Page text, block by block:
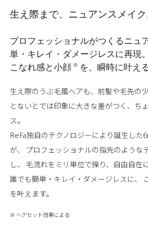
生え際まで、ニュアンスメイク
プロフェッショナルがつくるニュ
単・キレイ・ダメージレスに再現。
こなれ感と小顔 ※ を、瞬時に叶える
生え際のうぶ毛風ヘアも、前髪や毛先の
とないとでは印象に大きな差がつく、 ち
ス。
ReFa独自のテクノロジーにより誕生した
が、
プロフェッショナルの指先のような
し、
毛流れをミリ単位で操り、自由自在
誰でも簡単・キレイ・ダメージレスに、
を叶えます。
※ ヘアセット効果による